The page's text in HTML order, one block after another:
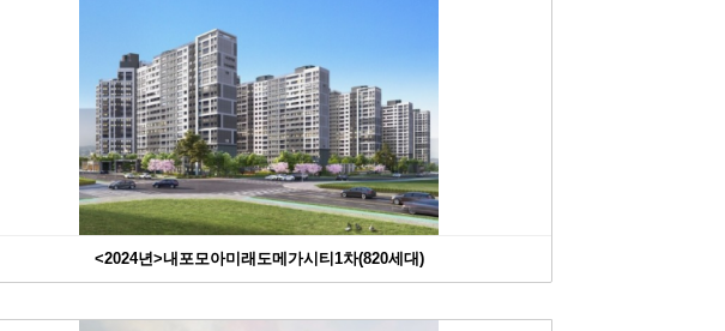
<2024년>내포모아미래도메가시티1차(820세대)